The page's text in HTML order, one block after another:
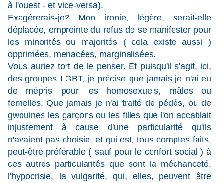
à l'ouest - et vice-versa).
Exagérerais-je? Mon ironie, légère, serait-elle
déplacée, empreinte du refus de se manifester pour
les minorités ou majorités ( cela existe aussi )
opprimées, menacées, marginalisées.
Vous auriez tort de le penser. Et puisqu'il s'agit, ici,
des groupes LGBT, je précise que jamais je n'ai eu
de mépris pour les homosexuels, mâles ou
femelles. Que jamais je n'ai traité de pédés, ou de
gwouines les garçons ou les filles que l'on accablait
injustement à cause d'une particularité qu'ils
n'avaient pas choisie, et qui est, tous comptes faits,
peut-être préférable ( sauf pour le confort social ) à
ces autres particularités que sont la méchanceté,
l'hypocrisie, la vulgarité, qui, elles, peuvent être